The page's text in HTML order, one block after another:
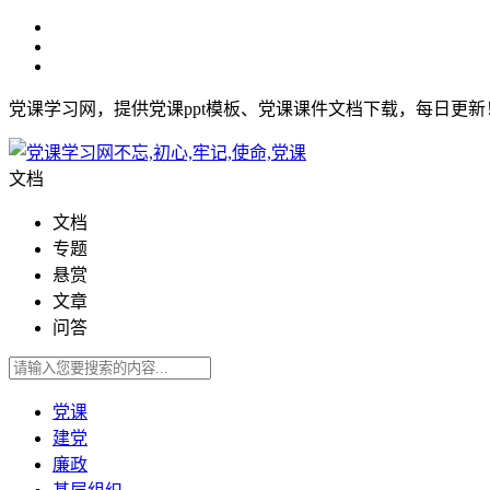
党课学习网，提供党课ppt模板、党课课件文档下载，每日更新
文档
文档
专题
悬赏
文章
问答
党课
建党
廉政